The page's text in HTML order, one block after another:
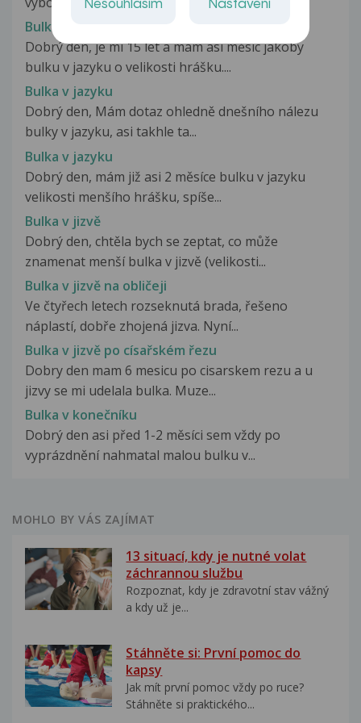
Bulka v jazyku
Dobrý den, je mi 15 let a mám asi měsíc jakoby
bulku v jazyku o velikosti hrášku....
Bulka v jazyku
Dobrý den, Mám dotaz ohledně dnešního nálezu
bulky v jazyku, asi takhle ta...
Bulka v jazyku
Dobrý den, mám již asi 2 měsíce bulku v jazyku
velikosti menšího hrášku, spíše...
Bulka v jizvě
Dobrý den, chtěla bych se zeptat, co může
znamenat menší bulka v jizvě (velikosti...
Bulka v jizvě na obličeji
Ve čtyřech letech rozseknutá brada, řešeno
náplastí, dobře zhojená jizva. Nyní...
Bulka v jizvě po císařském řezu
Dobry den mam 6 mesicu po cisarskem rezu a u
jizvy se mi udelala bulka. Muze...
Bulka v konečníku
Dobrý den asi před 1-2 měsíci sem vždy po
vyprázdnění nahmatal malou bulku v...
MOHLO BY VÁS ZAJÍMAT
13 situací, kdy je nutné volat
záchrannou službu
Rozpoznat, kdy je zdravotní stav vážný
a kdy už je...
Stáhněte si: První pomoc do
kapsy
Jak mít první pomoc vždy po ruce?
Stáhněte si praktického...
Nesouhlasím Nastavení